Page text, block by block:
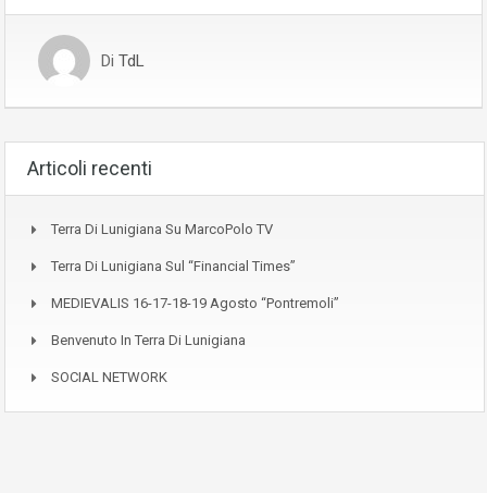
Di TdL
Articoli recenti
Terra Di Lunigiana Su MarcoPolo TV
Terra Di Lunigiana Sul “Financial Times”
MEDIEVALIS 16-17-18-19 Agosto “Pontremoli”
Benvenuto In Terra Di Lunigiana
SOCIAL NETWORK